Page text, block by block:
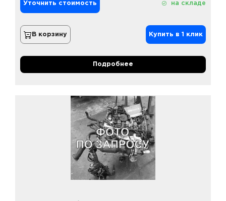
Уточнить стоимость на складе
В корзину Купить в 1 клик
Подробнее